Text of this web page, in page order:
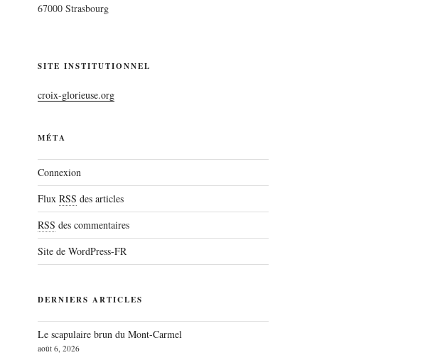
67000 Strasbourg
SITE INSTITUTIONNEL
croix-glorieuse.org
MÉTA
Connexion
Flux RSS des articles
RSS des commentaires
Site de WordPress-FR
DERNIERS ARTICLES
Le scapulaire brun du Mont-Carmel
août 6, 2026